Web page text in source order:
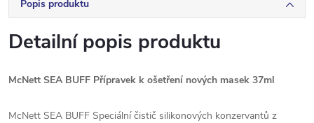
Popis produktu
Detailní popis produktu
McNett SEA BUFF Přípravek k ošetření nových masek 37ml
McNett SEA BUFF Speciální čistič silikonových konzervantů z